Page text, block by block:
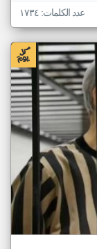
عدد الكلمات: ١٧٣٤